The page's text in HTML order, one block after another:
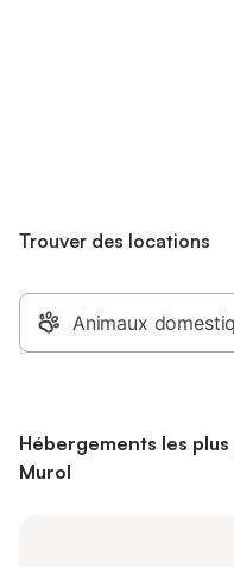
Trouver des locations
Animaux
Hébergements les
Murol